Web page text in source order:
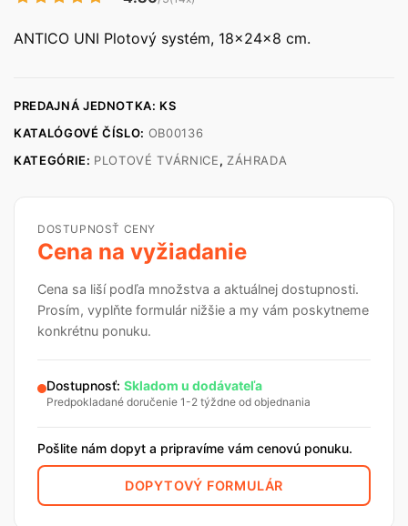
ANTICO UNI Plotový systém, 18x24x8 cm.
PREDAJNÁ JEDNOTKA: KS
KATALÓGOVÉ ČÍSLO: OB00136
KATEGÓRIE: PLOTOVÉ TVÁRNICE, ZÁHRADA
DOSTUPNOSŤ CENY
Cena na vyžiadanie
Cena sa liší podľa množstva a aktuálnej dostupnosti.
Prosím, vyplňte formulár nižšie a my vám poskytneme
konkrétnu ponuku.
Dostupnosť: Skladom u dodávateľa
Predpokladané doručenie 1-2 týždne od objednania
Pošlite nám dopyt a pripravíme vám cenovú ponuku.
DOPYTOVÝ FORMULÁR